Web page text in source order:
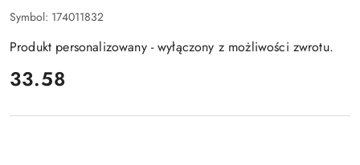
Symbol: 174011832
Produkt personalizowany - wyłączony z możliwości zwrotu.
cena:
33.58